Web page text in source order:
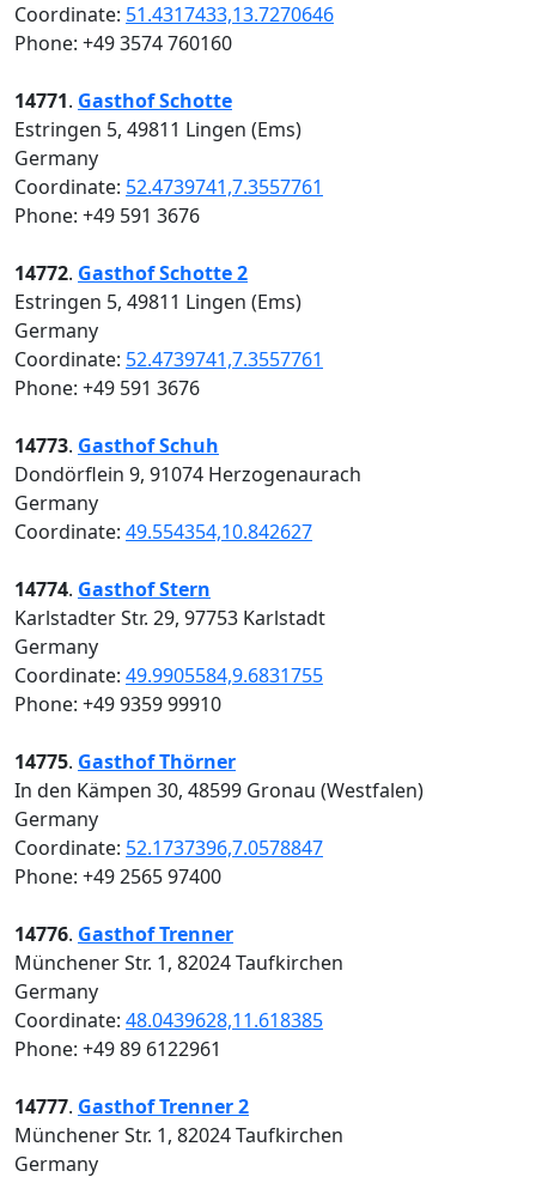
Coordinate: 51.4317433,13.7270646
Phone: +49 3574 760160
14771. Gasthof Schotte
Estringen 5, 49811 Lingen (Ems)
Germany
Coordinate: 52.4739741,7.3557761
Phone: +49 591 3676
14772. Gasthof Schotte 2
Estringen 5, 49811 Lingen (Ems)
Germany
Coordinate: 52.4739741,7.3557761
Phone: +49 591 3676
14773. Gasthof Schuh
Dondörflein 9, 91074 Herzogenaurach
Germany
Coordinate: 49.554354,10.842627
14774. Gasthof Stern
Karlstadter Str. 29, 97753 Karlstadt
Germany
Coordinate: 49.9905584,9.6831755
Phone: +49 9359 99910
14775. Gasthof Thörner
In den Kämpen 30, 48599 Gronau (Westfalen)
Germany
Coordinate: 52.1737396,7.0578847
Phone: +49 2565 97400
14776. Gasthof Trenner
Münchener Str. 1, 82024 Taufkirchen
Germany
Coordinate: 48.0439628,11.618385
Phone: +49 89 6122961
14777. Gasthof Trenner 2
Münchener Str. 1, 82024 Taufkirchen
Germany